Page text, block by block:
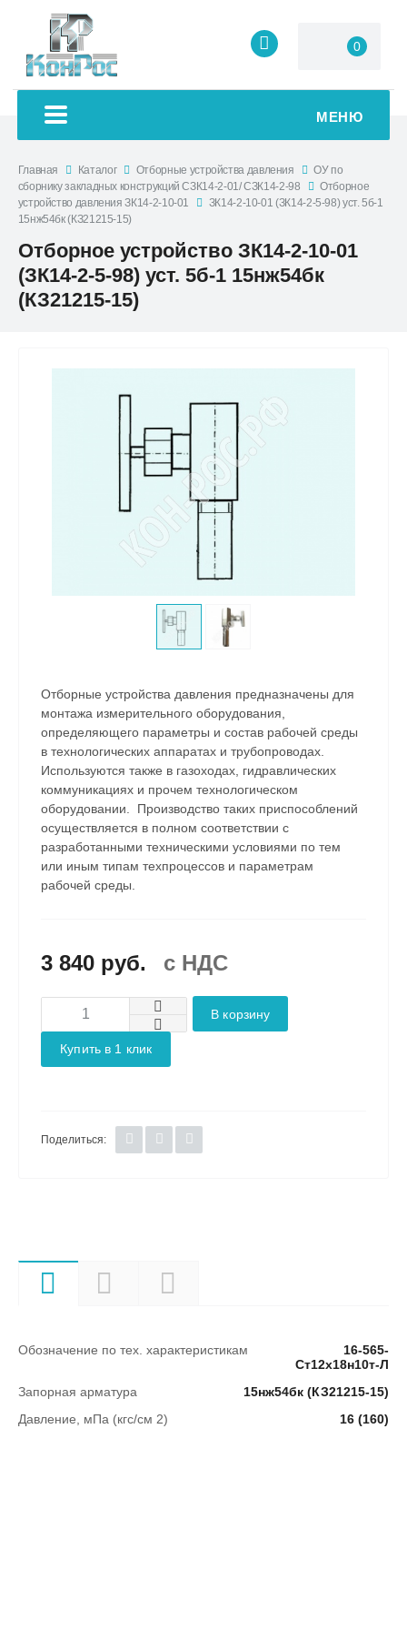
0
МЕНЮ
Главная Каталог Отборные устройства давления
ОУ по
сборнику закладных конструкций СЗК14-2-01/ СЗК14-2-98
Отборное
устройство давления ЗК14-2-10-01
ЗК14-2-10-01 (ЗК14-2-5-98) уст. 5б-1
15нж54бк (КЗ21215-15)
Отборное устройство ЗК14-2-10-01
(ЗК14-2-5-98) уст. 5б-1 15нж54бк
(КЗ21215-15)
Отборные устройства давления предназначены для
монтажа измерительного оборудования,
определяющего параметры и состав рабочей среды
в технологических аппаратах и трубопроводах.
Используются также в газоходах, гидравлических
коммуникациях и прочем технологическом
оборудовании. Производство таких приспособлений
осуществляется в полном соответствии с
разработанными техническими условиями по тем
или иным типам техпроцессов и параметрам
рабочей среды.
3 840 руб. c НДС
В корзину
Купить в 1 клик
Поделиться:
Обозначение по тех. характеристикам
16-565-
Ст12х18н10т-Л
Запорная арматура
15нж54бк (КЗ21215-15)
Давление, мПа (кгс/см 2)
16 (160)